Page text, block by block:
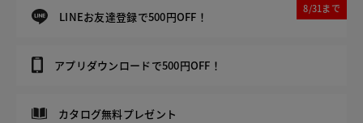
LINEお友達登録で500円OFF！
8/31まで
アプリダウンロードで500円OFF！
カタログ無料プレゼント